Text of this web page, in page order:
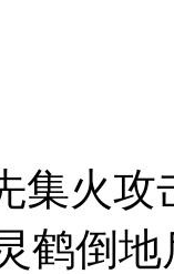
集火
鹤倒